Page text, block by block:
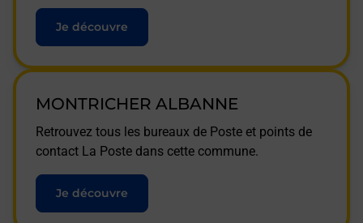
Je découvre
MONTRICHER ALBANNE
Retrouvez tous les bureaux de Poste et points de
contact La Poste dans cette commune.
Je découvre